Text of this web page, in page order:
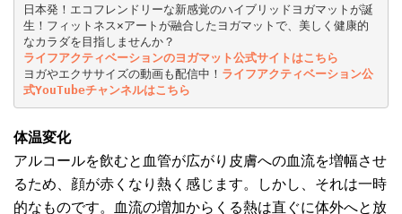
日本発！エコフレンドリーな新感覚のハイブリッドヨガマットが誕
生！フィットネス×アートが融合したヨガマットで、美しく健康的
なカラダを目指しませんか？
ライフアクティベーションのヨガマット公式サイトはこちら
ヨガやエクササイズの動画も配信中！ ライフアクティベーション公
式YouTubeチャンネルはこちら
体温変化
アルコールを飲むと血管が広がり皮膚への血流を増幅させ
るため、顔が赤くなり熱く感じます。しかし、それは一時
的なものです。血流の増加からくる熱は直ぐに体外へと放